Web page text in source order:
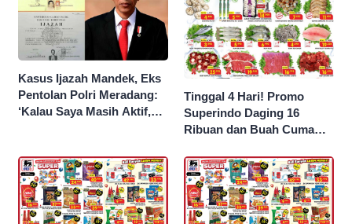
Kasus Ijazah Mandek, Eks
Pentolan Polri Meradang:
‘Kalau Saya Masih Aktif,
Tinggal 4 Hari! Promo
Superindo Daging 16
Ribuan dan Buah Cuma